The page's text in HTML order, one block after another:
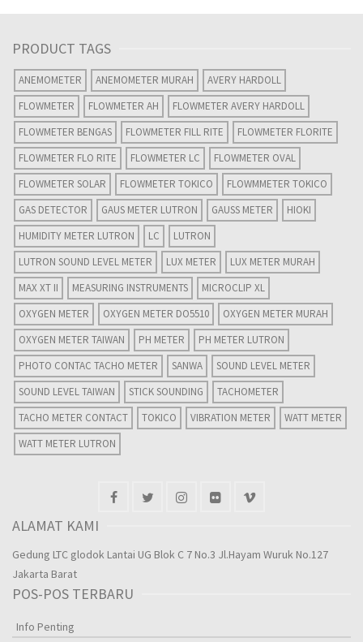
PRODUCT TAGS
ANEMOMETER ANEMOMETER MURAH
AVERY HARDOLL
FLOWMETER
FLOWMETER AH
FLOWMETER AVERY HARDOLL
FLOWMETER BENGAS
FLOWMETER FILL RITE
FLOWMETER FLORITE
FLOWMETER FLO RITE
FLOWMETER LC
FLOWMETER OVAL
FLOWMETER SOLAR
FLOWMETER TOKICO
FLOWMMETER TOKICO
GAS DETECTOR
GAUS METER LUTRON GAUSS METER
HIOKI
HUMIDITY METER LUTRON
LC
LUTRON
LUTRON SOUND LEVEL METER
LUX METER
LUX METER MURAH
MAX XT II
MEASURING INSTRUMENTS
MICROCLIP XL
OXYGEN METER
OXYGEN METER DO5510
OXYGEN METER MURAH
OXYGEN METER TAIWAN
PH METER
PH METER LUTRON
PHOTO CONTAC TACHO METER
SANWA
SOUND LEVEL METER
SOUND LEVEL TAIWAN
STICK SOUNDING
TACHOMETER
TACHO METER CONTACT
TOKICO VIBRATION METER
WATT METER
WATT METER LUTRON
ALAMAT KAMI
Gedung LTC glodok Lantai UG Blok C 7 No.3 Jl.Hayam Wuruk No.127
Jakarta Barat
POS-POS TERBARU
Info Penting